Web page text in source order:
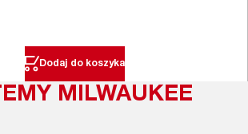
Dodaj do koszyka
MILWAUKEE